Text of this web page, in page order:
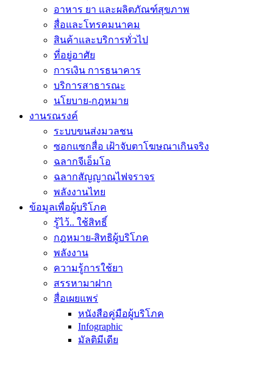
อาหาร ยา และผลิตภัณฑ์สุขภาพ
สื่อและโทรคมนาคม
สินค้าและบริการทั่วไป
ที่อยู่อาศัย
การเงิน การธนาคาร
บริการสาธารณะ
นโยบาย-กฎหมาย
งานรณรงค์
ระบบขนส่งมวลชน
ซอกแซกสื่อ เฝ้าจับตาโฆษณาเกินจริง
ฉลากจีเอ็มโอ
ฉลากสัญญาณไฟจราจร
พลังงานไทย
ข้อมูลเพื่อผู้บริโภค
รู้ไว้.. ใช้สิทธิ์
กฎหมาย-สิทธิผู้บริโภค
พลังงาน
ความรู้การใช้ยา
สรรหามาฝาก
สื่อเผยแพร่
หนังสือคู่มือผู้บริโภค
Infographic
มัลติมีเดีย